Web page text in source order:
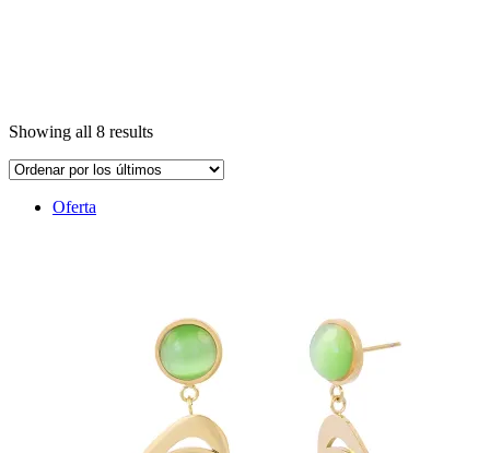
Showing all 8 results
Oferta